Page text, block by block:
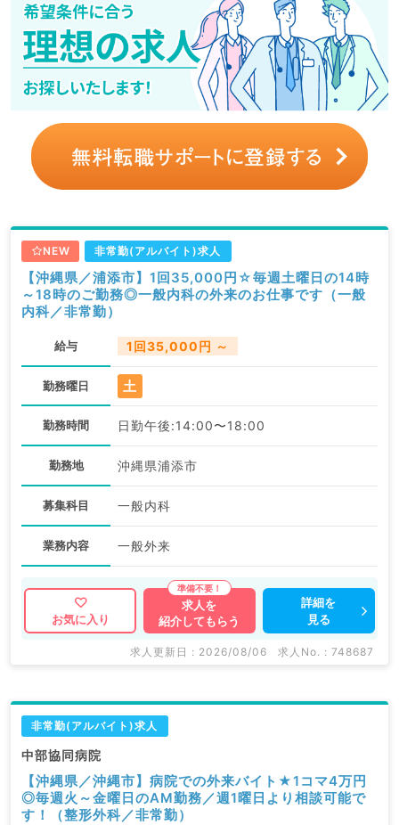
NEW 非常勤(アルバイト)求人
【沖縄県／浦添市】1回35,000円☆毎週土曜日の14時
～18時のご勤務◎一般内科の外来のお仕事です（一般
内科／非常勤）
給与 1回35,000円 ～
勤務曜日 土
勤務時間 日勤午後:14:00〜18:00
勤務地 沖縄県浦添市
募集科目 一般内科
業務内容 一般外来
お気に入り
求人を
紹介してもらう
詳細を
見る
求人更新日 : 2026/08/06 求人No. : 748687
非常勤(アルバイト)求人
中部協同病院
【沖縄県／沖縄市】病院での外来バイト★1コマ4万円
◎毎週火～金曜日のAM勤務／週1曜日より相談可能で
す！（整形外科／非常勤）